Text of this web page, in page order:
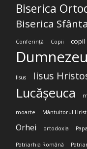
Biserica
Biserica
Conferință Copii copil
Dumnezeu
Iisus Iisus
Lucășeuca
moarte Mântuitorul
Orhei ortodoxia
Patriarhia Română